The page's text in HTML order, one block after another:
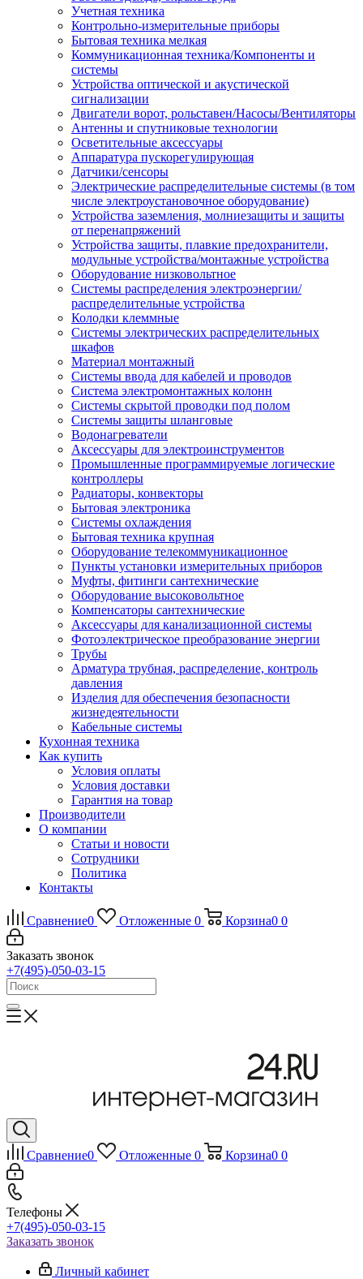
Учетная техника
Контрольно-измерительные приборы
Бытовая техника мелкая
Коммуникационная техника/Компоненты и
системы
Устройства оптической и акустической
сигнализации
Двигатели ворот, рольставен/Насосы/Вентиляторы
Антенны и спутниковые технологии
Осветительные аксессуары
Аппаратура пускорегулирующая
Датчики/сенсоры
Электрические распределительные системы (в том
числе электроустановочное оборудование)
Устройства заземления, молниезащиты и защиты
от перенапряжений
Устройства защиты, плавкие предохранители,
модульные устройства/монтажные устройства
Оборудование низковольтное
Системы распределения электроэнергии/
распределительные устройства
Колодки клеммные
Системы электрических распределительных
шкафов
Материал монтажный
Системы ввода для кабелей и проводов
Система электромонтажных колонн
Системы скрытой проводки под полом
Системы защиты шланговые
Водонагреватели
Аксессуары для электроинструментов
Промышленные программируемые логические
контроллеры
Радиаторы, конвекторы
Бытовая электроника
Системы охлаждения
Бытовая техника крупная
Оборудование телекоммуникационное
Пункты установки измерительных приборов
Муфты, фитинги сантехнические
Оборудование высоковольтное
Компенсаторы сантехнические
Аксессуары для канализационной системы
Фотоэлектрическое преобразование энергии
Трубы
Арматура трубная, распределение, контроль
давления
Изделия для обеспечения безопасности
жизнедеятельности
Кабельные системы
Кухонная техника
Как купить
Условия оплаты
Условия доставки
Гарантия на товар
Производители
О компании
Статьи и новости
Сотрудники
Политика
Контакты
Сравнение0 Отложенные 0 Корзина0 0
Заказать звонок
+7(495)-050-03-15
Сравнение0 Отложенные 0 Корзина0 0
Телефоны
+7(495)-050-03-15
Заказать звонок
Личный кабинет